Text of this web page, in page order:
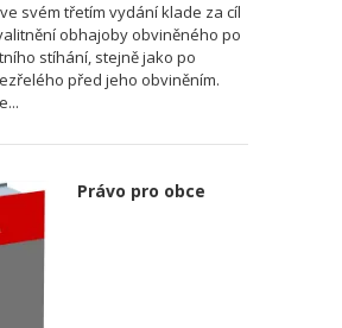
svém třetím vydání klade za cíl
obhajoby obviněného po
stíhání, stejně jako po
před jeho obviněním.
Právo pro obce